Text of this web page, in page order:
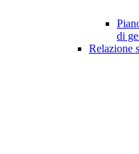
di
Relazione